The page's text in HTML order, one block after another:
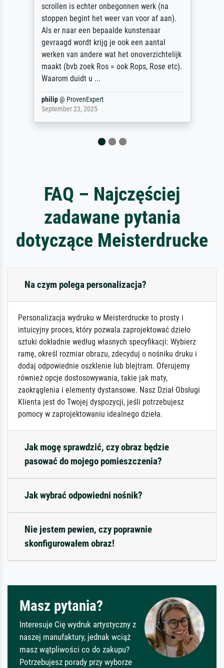
scrollen is echter onbegonnen werk (na
stoppen begint het weer van voor af aan).
Als er naar een bepaalde kunstenaar
gevraagd wordt krijg je ook een aantal
werken van andere wat het onoverzichtelijk
maakt (bvb zoek Ros = ook Rops, Rose etc).
Waarom duidt u ...
philip@ ProvenExpert
September 23, 2025
FAQ – Najczęściej
zadawane pytania
dotyczące Meisterdrucke
Na czym polega personalizacja?
Personalizacja wydruku w Meisterdrucke to prosty i
intuicyjny proces, który pozwala zaprojektować dzieło
sztuki dokładnie według własnych specyfikacji: Wybierz
ramę, określ rozmiar obrazu, zdecyduj o nośniku druku i
dodaj odpowiednie oszklenie lub blejtram. Oferujemy
również opcje dostosowywania, takie jak maty,
zaokrąglenia i elementy dystansowe. Nasz Dział Obsługi
Klienta jest do Twojej dyspozycji, jeśli potrzebujesz
pomocy w zaprojektowaniu idealnego dzieła.
Jak mogę sprawdzić, czy obraz będzie
pasować do mojego pomieszczenia?
Jak wybrać odpowiedni nośnik?
Nie jestem pewien, czy poprawnie
skonfigurowałem obraz!
Masz pytania?
Interesuje Cię wydruk artystyczny z
naszej manufaktury, jednak wciąż
masz wątpliwości co do zakupu?
Potrzebujesz porady przy wyborze